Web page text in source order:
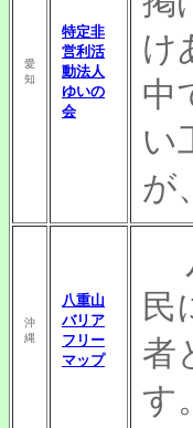
愛
知
特定非
営利活
動法人
ゆいの
会
け
中
い
が
沖
縄
八重山
バリア
フリー
マップ
民
者
す。